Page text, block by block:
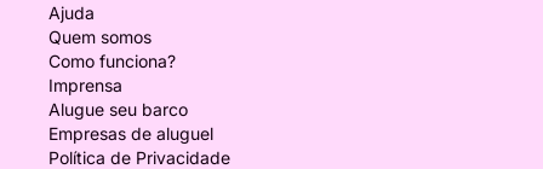
Ajuda
Quem somos
Como funciona?
Imprensa
Alugue seu barco
Empresas de aluguel
Política de Privacidade